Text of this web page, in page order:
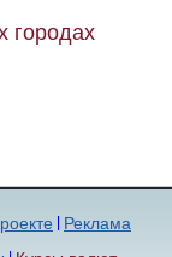
городах
Реклама